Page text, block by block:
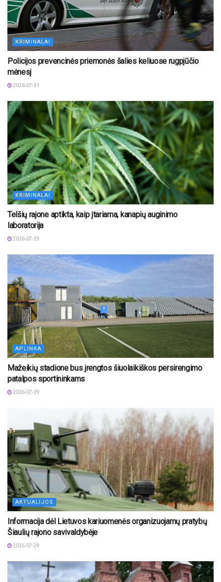
KRIMINALAI
Policijos prevencinės priemonės šalies keliuose rugpjūčio
mėnesį
2026-07-31
KRIMINALAI
Telšių rajone aptikta, kaip įtariama, kanapių auginimo
laboratorija
2026-07-29
APLINKA
Mažeikių stadione bus įrengtos šiuolaikiškos persirengimo
patalpos sportininkams
2026-07-29
AKTUALIJOS
Informacija dėl Lietuvos kariuomenės organizuojamų pratybų
Šiaulių rajono savivaldybėje
2026-07-29